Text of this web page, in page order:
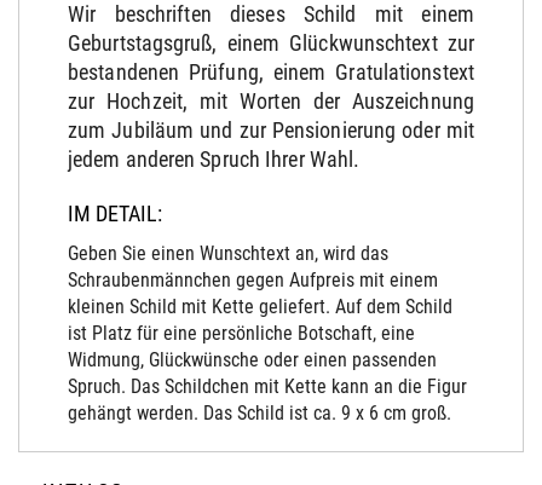
Wir beschriften dieses Schild mit einem
Geburtstagsgruß, einem Glückwunschtext zur
bestandenen Prüfung, einem Gratulationstext
zur Hochzeit, mit Worten der Auszeichnung
zum Jubiläum und zur Pensionierung oder mit
jedem anderen Spruch Ihrer Wahl.
IM DETAIL:
Geben Sie einen Wunschtext an, wird das
Schraubenmännchen gegen Aufpreis mit einem
kleinen Schild mit Kette geliefert. Auf dem Schild
ist Platz für eine persönliche Botschaft, eine
Widmung, Glückwünsche oder einen passenden
Spruch. Das Schildchen mit Kette kann an die Figur
gehängt werden. Das Schild ist ca. 9 x 6 cm groß.